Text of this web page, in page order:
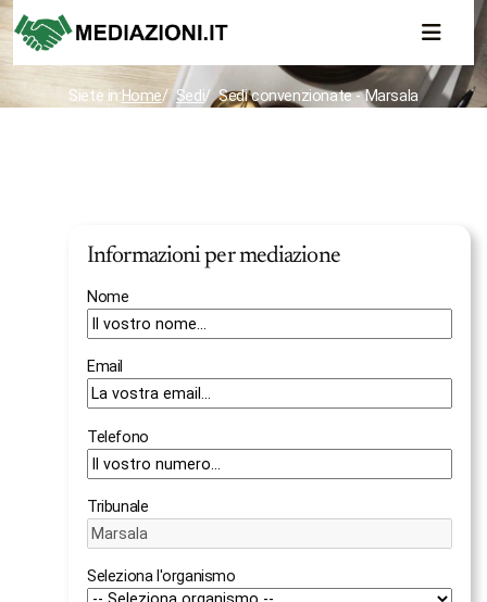
Siete in:Home Sedi Sedi convenzionate - Marsala
Informazioni per mediazione
Nome
Email
Telefono
Tribunale
Seleziona l'organismo